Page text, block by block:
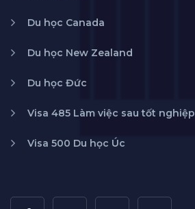
Du học Canada
Du học New Zealand
Du học Đức
Visa 485 Làm việc sau tốt nghiệp
Visa 500 Du học Úc